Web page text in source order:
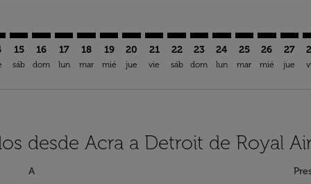
15
sáb
16
dom
17
lun
18
mar
19
mié
20
jue
21
vie
22
sáb
23
dom
24
lun
25
mar
26
mié
27
jue
desde Acra a Detroit de Royal
A